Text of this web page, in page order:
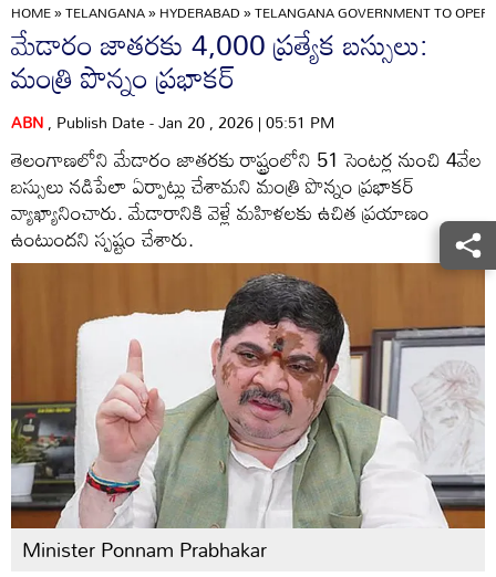
HOME»TELANGANA»HYDERABAD»TELANGANA GOVERNMENT TO
మేడారం జాతరకు 4,000 ప్రత్యేక బస్సులు:
మంత్రి పొన్నం ప్రభాకర్
ABN, Publish Date - Jan 20 , 2026 | 05:51 PM
తెలంగాణలోని మేడారం జాతరకు రాష్ట్రంలోని 51 సెంటర్ల నుంచి 4వేల
బస్సులు నడిపేలా ఏర్పాట్లు చేశామని మంత్రి పొన్నం ప్రభాకర్
వ్యాఖ్యానించారు. మేడారానికి వెళ్లే మహిళలకు ఉచిత ప్రయాణం
ఉంటుందని స్పష్టం చేశారు.
Minister Ponnam Prabhakar